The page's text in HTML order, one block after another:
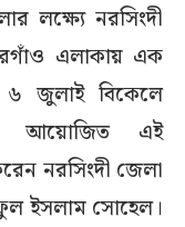
লক্ষ্যে নরসিংদী
এলাকায় এক
৬ জুলাই বিকেলে
আয়োজিত এই
নরসিংদী জেলা
ইসলাম সোহেল।